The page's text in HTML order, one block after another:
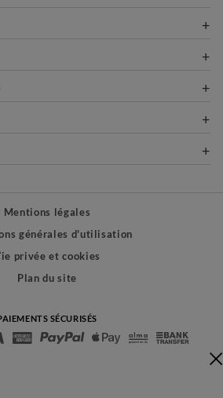
Mentions légales
générales d'utilisation
privée et cookies
Plan du site
SÉCURISÉS